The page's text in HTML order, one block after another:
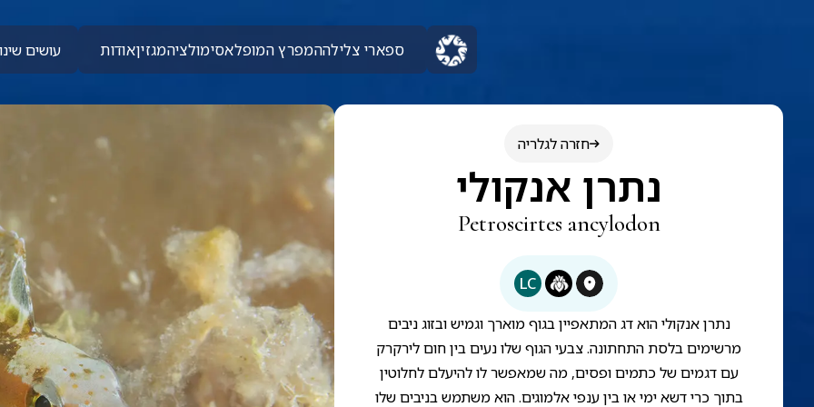
ספארי צלילההמפרץ המופלאסימולציהמגזיןאודות עושים
חזרה לגלריה
נתרן אנקולי
Petroscirtes ancylodon
LC
נתרן אנקולי הוא דג המתאפיין בגוף מוארך וגמיש ובזוג ניבים
מרשימים בלסת התחתונה. צבעי הגוף שלו נעים בין חום לירקרק
עם דגמים של כתמים ופסים, מה שמאפשר לו להיעלם לחלוטין
בתוך כרי דשא ימי או בין ענפי אלמוגים. הוא משתמש בניבים שלו